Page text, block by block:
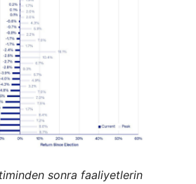
sonra faaliyetlerin